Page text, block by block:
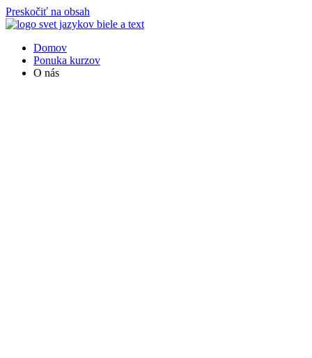
Preskočiť na obsah
Domov
Ponuka kurzov
O nás